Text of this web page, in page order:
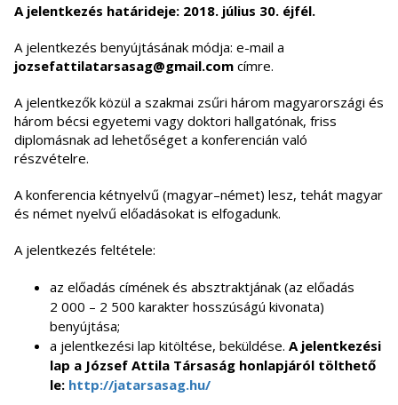
A jelentkezés határideje: 2018. július 30. éjfél.
A jelentkezés benyújtásának módja: e-mail a
jozsefattilatarsasag@gmail.com címre.
A jelentkezők közül a szakmai zsűri három magyarországi és
három bécsi egyetemi vagy doktori hallgatónak, friss
diplomásnak ad lehetőséget a konferencián való
részvételre.
A konferencia kétnyelvű (magyar–német) lesz, tehát magyar
és német nyelvű előadásokat is elfogadunk.
A jelentkezés feltétele:
az előadás címének és absztraktjának (az előadás
2 000 – 2 500 karakter hosszúságú kivonata)
benyújtása;
a jelentkezési lap kitöltése, beküldése. A jelentkezési
lap a József Attila Társaság honlapjáról tölthető
le: http://jatarsasag.hu/